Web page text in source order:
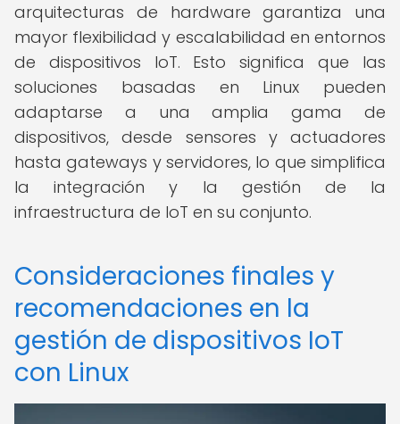
arquitecturas de hardware garantiza una
mayor flexibilidad y escalabilidad en entornos
de dispositivos IoT. Esto significa que las
soluciones basadas en Linux pueden
adaptarse a una amplia gama de
dispositivos, desde sensores y actuadores
hasta gateways y servidores, lo que simplifica
la integración y la gestión de la
infraestructura de IoT en su conjunto.
Consideraciones finales y
recomendaciones en la
gestión de dispositivos IoT
con Linux